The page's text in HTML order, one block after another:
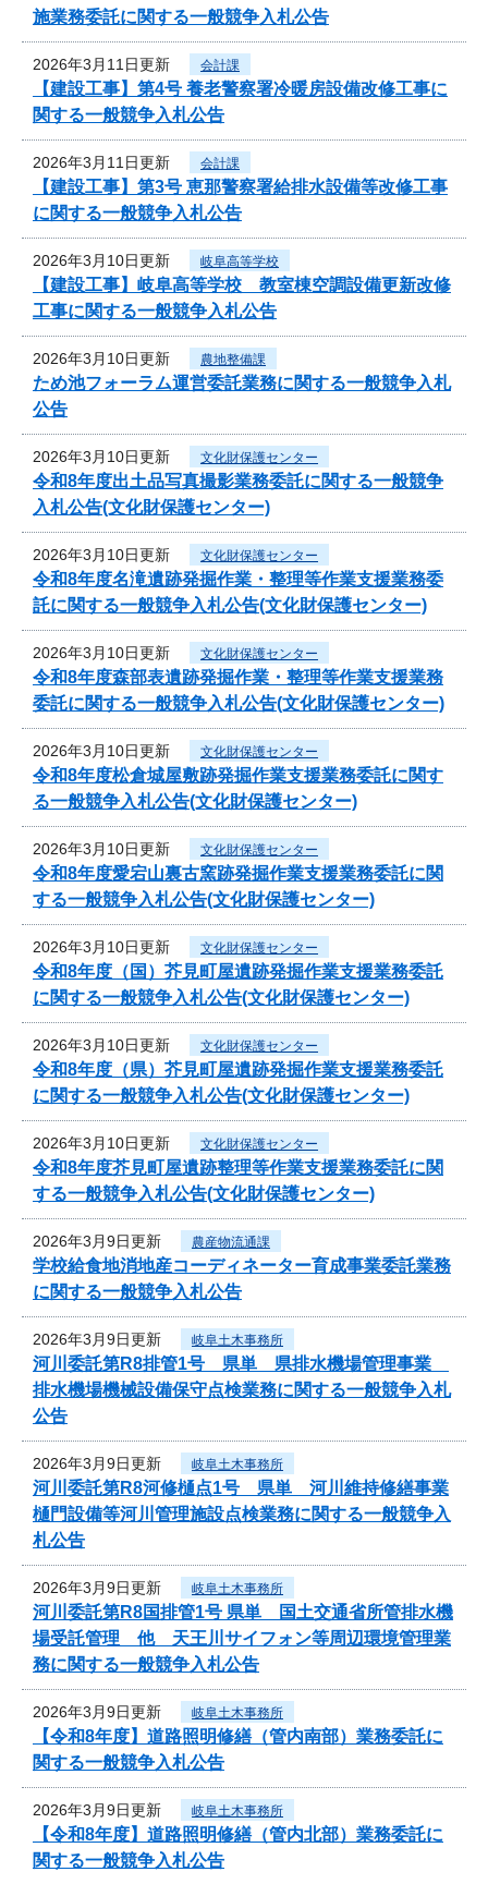
施業務委託に関する一般競争入札公告
2026年3月11日更新 会計課
【建設工事】第4号 養老警察署冷暖房設備改修工事に
関する一般競争入札公告
2026年3月11日更新 会計課
【建設工事】第3号 恵那警察署給排水設備等改修工事
に関する一般競争入札公告
2026年3月10日更新 岐阜高等学校
【建設工事】岐阜高等学校 教室棟空調設備更新改修
工事に関する一般競争入札公告
2026年3月10日更新 農地整備課
ため池フォーラム運営委託業務に関する一般競争入札
公告
2026年3月10日更新 文化財保護センター
令和8年度出土品写真撮影業務委託に関する一般競争
入札公告(文化財保護センター)
2026年3月10日更新 文化財保護センター
令和8年度名滝遺跡発掘作業・整理等作業支援業務委
託に関する一般競争入札公告(文化財保護センター)
2026年3月10日更新 文化財保護センター
令和8年度森部表遺跡発掘作業・整理等作業支援業務
委託に関する一般競争入札公告(文化財保護センター)
2026年3月10日更新 文化財保護センター
令和8年度松倉城屋敷跡発掘作業支援業務委託に関す
る一般競争入札公告(文化財保護センター)
2026年3月10日更新 文化財保護センター
令和8年度愛宕山裏古窯跡発掘作業支援業務委託に関
する一般競争入札公告(文化財保護センター)
2026年3月10日更新 文化財保護センター
令和8年度（国）芥見町屋遺跡発掘作業支援業務委託
に関する一般競争入札公告(文化財保護センター)
2026年3月10日更新 文化財保護センター
令和8年度（県）芥見町屋遺跡発掘作業支援業務委託
に関する一般競争入札公告(文化財保護センター)
2026年3月10日更新 文化財保護センター
令和8年度芥見町屋遺跡整理等作業支援業務委託に関
する一般競争入札公告(文化財保護センター)
2026年3月9日更新 農産物流通課
学校給食地消地産コーディネーター育成事業委託業務
に関する一般競争入札公告
2026年3月9日更新 岐阜土木事務所
河川委託第R8排管1号 県単 県排水機場管理事業
排水機場機械設備保守点検業務に関する一般競争入札
公告
2026年3月9日更新 岐阜土木事務所
河川委託第R8河修樋点1号 県単 河川維持修繕事業
樋門設備等河川管理施設点検業務に関する一般競争入
札公告
2026年3月9日更新 岐阜土木事務所
河川委託第R8国排管1号 県単 国土交通省所管排水機
場受託管理 他 天王川サイフォン等周辺環境管理業
務に関する一般競争入札公告
2026年3月9日更新 岐阜土木事務所
【令和8年度】道路照明修繕（管内南部）業務委託に
関する一般競争入札公告
2026年3月9日更新 岐阜土木事務所
【令和8年度】道路照明修繕（管内北部）業務委託に
関する一般競争入札公告